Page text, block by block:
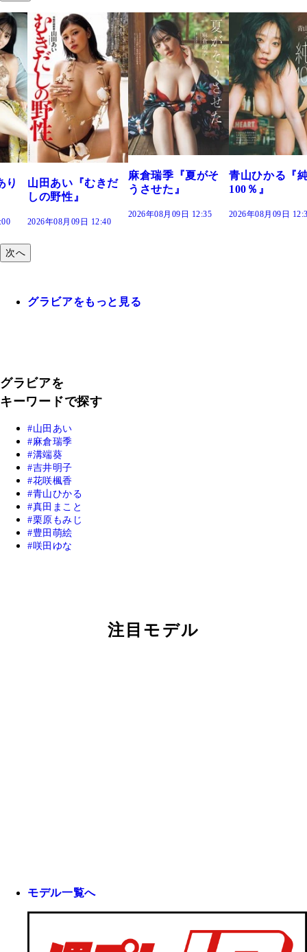
だ
麻倉瑞季『夏がそ
うさせた』
青山ひかる『純度
100％』
2026年08月09日 12:30
溝端 葵『もう
つの、あおい
で。』
2026年08月09日
次へ
グラビアをもっと見る
グラビアを
キーワードで探す
山田あい
麻倉瑞季
溝端葵
吉井明子
花咲楓香
青山ひかる
真田まこと
栗原もみじ
豊田萌絵
咲田ゆな
注目モデル
モデル一覧へ